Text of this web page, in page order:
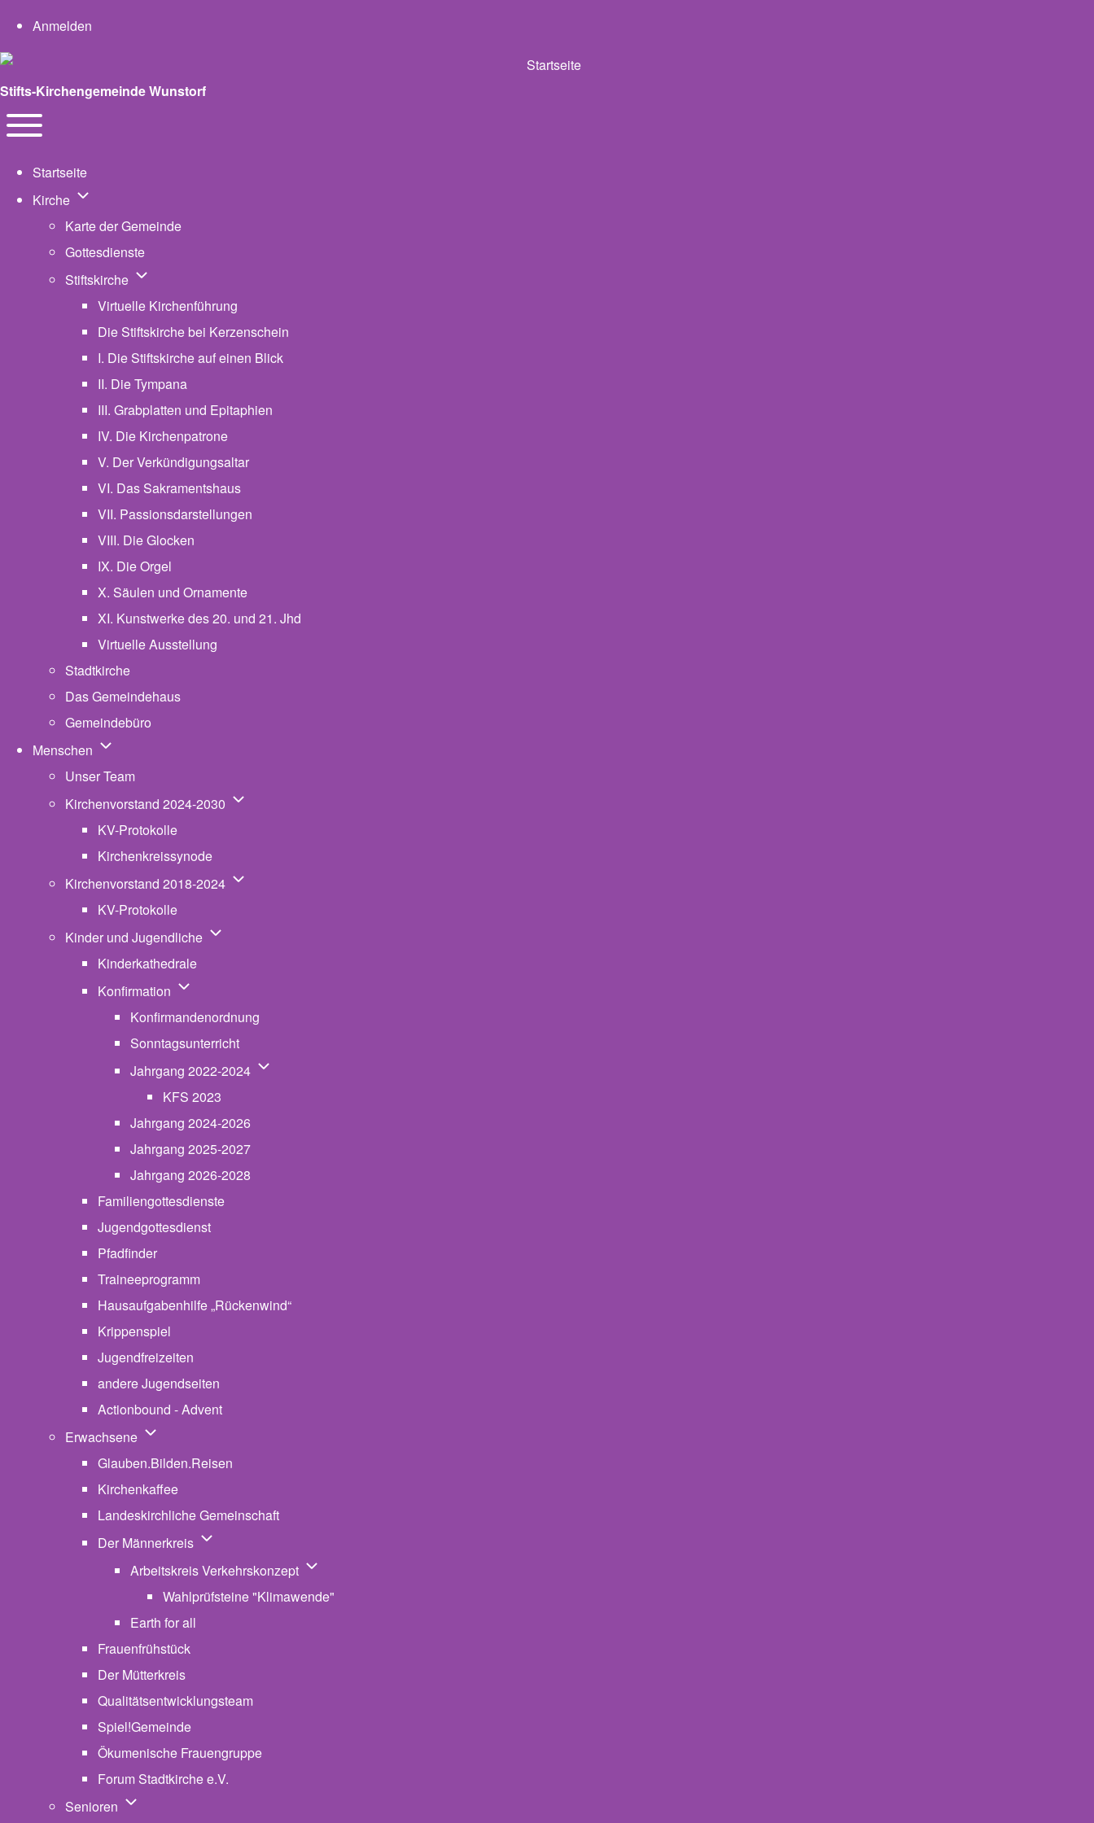
User account menu
Anmelden
Stifts-Kirchengemeinde Wunstorf
Navigation
Startseite
Kirche Unternavigation von Kirche
Karte der Gemeinde
Gottesdienste
Stiftskirche Unternavigation von Stiftskirche
Virtuelle Kirchenführung
Die Stiftskirche bei Kerzenschein
I. Die Stiftskirche auf einen Blick
II. Die Tympana
III. Grabplatten und Epitaphien
IV. Die Kirchenpatrone
V. Der Verkündigungsaltar
VI. Das Sakramentshaus
VII. Passionsdarstellungen
VIII. Die Glocken
IX. Die Orgel
X. Säulen und Ornamente
XI. Kunstwerke des 20. und 21. Jhd
Virtuelle Ausstellung
Stadtkirche
Das Gemeindehaus
Gemeindebüro
Menschen Unternavigation von Menschen
Unser Team
Kirchenvorstand 2024-2030 Unternavigation von Kirchenvorstand 2024-2030
KV-Protokolle
Kirchenkreissynode
Kirchenvorstand 2018-2024 Unternavigation von Kirchenvorstand 2018-2024
KV-Protokolle
Kinder und Jugendliche Unternavigation von Kinder und Jugendliche
Kinderkathedrale
Konfirmation Unternavigation von Konfirmation
Konfirmandenordnung
Sonntagsunterricht
Jahrgang 2022-2024 Unternavigation von Jahrgang 2022-2024
KFS 2023
Jahrgang 2024-2026
Jahrgang 2025-2027
Jahrgang 2026-2028
Familiengottesdienste
Jugendgottesdienst
Pfadfinder
Traineeprogramm
Hausaufgabenhilfe „Rückenwind“
Krippenspiel
Jugendfreizeiten
andere Jugendseiten
Actionbound - Advent
Erwachsene Unternavigation von Erwachsene
Glauben.Bilden.Reisen
Kirchenkaffee
Landeskirchliche Gemeinschaft
Der Männerkreis Unternavigation von Der Männerkreis
Arbeitskreis Verkehrskonzept Unternavigation von Arbeitskreis Verkehrskonzept
Wahlprüfsteine "Klimawende"
Earth for all
Frauenfrühstück
Der Mütterkreis
Qualitätsentwicklungsteam
Spiel!Gemeinde
Ökumenische Frauengruppe
Forum Stadtkirche e.V.
Senioren Unternavigation von Senioren